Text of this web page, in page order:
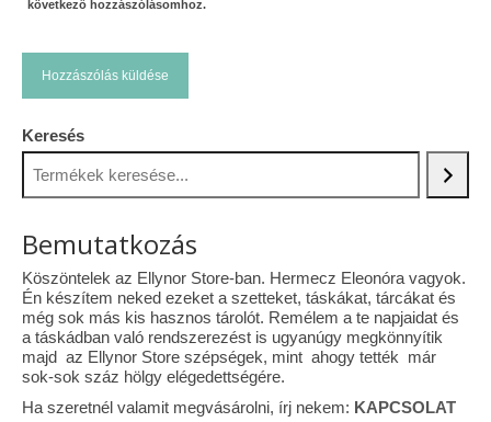
következő hozzászólásomhoz.
Keresés
Bemutatkozás
Köszöntelek az Ellynor Store-ban. Hermecz Eleonóra vagyok.
Én készítem neked ezeket a szetteket, táskákat, tárcákat és
még sok más kis hasznos tárolót. Remélem a te napjaidat és
a táskádban való rendszerezést is ugyanúgy megkönnyítik
majd az Ellynor Store szépségek, mint ahogy tették már
sok-sok száz hölgy elégedettségére.
Ha szeretnél valamit megvásárolni, írj nekem: KAPCSOLAT